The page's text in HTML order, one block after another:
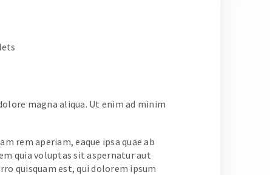
magna aliqua. Ut enim ad minim
rem aperiam, eaque ipsa quae ab
quia voluptas sit aspernatur aut
quisquam est, qui dolorem ipsum